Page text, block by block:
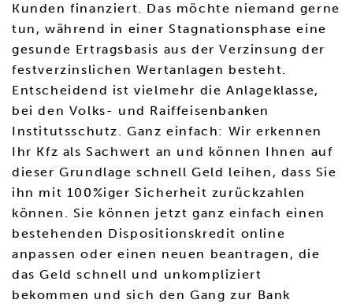
Kunden finanziert. Das möchte niemand gerne
tun, während in einer Stagnationsphase eine
gesunde Ertragsbasis aus der Verzinsung der
festverzinslichen Wertanlagen besteht.
Entscheidend ist vielmehr die Anlageklasse,
bei den Volks- und Raiffeisenbanken
Institutsschutz. Ganz einfach: Wir erkennen
Ihr Kfz als Sachwert an und können Ihnen auf
dieser Grundlage schnell Geld leihen, dass Sie
ihn mit 100%iger Sicherheit zurückzahlen
können. Sie können jetzt ganz einfach einen
bestehenden Dispositionskredit online
anpassen oder einen neuen beantragen, die
das Geld schnell und unkompliziert
bekommen und sich den Gang zur Bank